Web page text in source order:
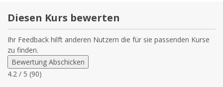
Diesen Kurs bewerten
Ihr Feedback hilft anderen Nutzern die für sie passenden Kurse
zu finden.
Bewertung Abschicken
4.2 / 5 (90)